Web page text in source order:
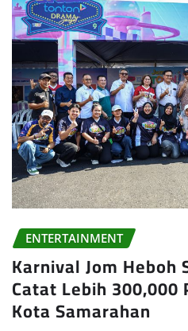
ENTERTAINMENT
Karnival Jom Heboh
Catat Lebih 300,000
Kota Samarahan